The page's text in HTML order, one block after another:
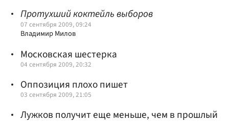
Протухший коктейль выборов
07 сентября 2009, 09:24
Владимир Милов
Московская шестерка
04 сентября 2009, 20:32
Оппозиция плохо пишет
03 сентября 2009, 21:05
Лужков получит еще меньше, чем в прошлый